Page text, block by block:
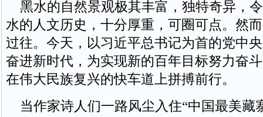
黑水的自然景观极其丰富，独特奇异，
水的人文历史，十分厚重，可圈可点。然
过往。今天，以习近平总书记为首的党中
奋进新时代，为实现新的百年目标努力奋
在伟大民族复兴的快车道上拼搏前行。
当作家诗人们一路风尘入住“中国最美